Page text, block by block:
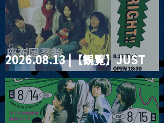
2026.08.13 |【観覧】JUST
RIGHT!! vol.26